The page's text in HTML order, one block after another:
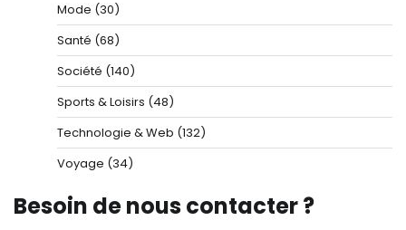
Mode (30)
Santé (68)
Société (140)
Sports & Loisirs (48)
Technologie & Web (132)
Voyage (34)
Besoin de nous contacter ?